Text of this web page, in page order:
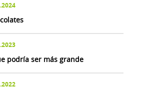
podría ser más grande